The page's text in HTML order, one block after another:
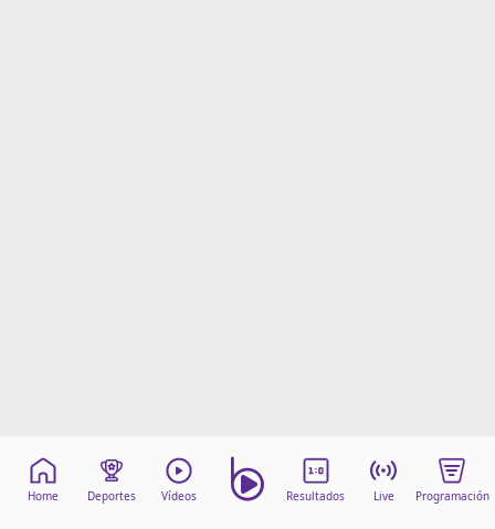
Home Deportes Vídeos Resultados Live Programación